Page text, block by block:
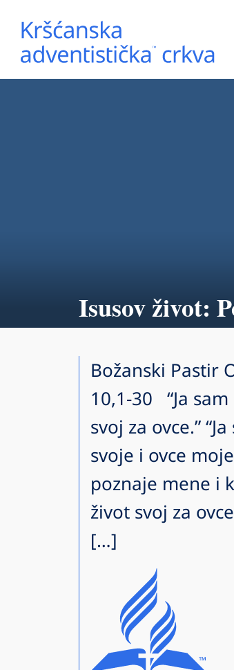
Isusov život:
Božanski Pastir
10,1-30 “Ja
svoj za ovce.”
svoje i ovce
poznaje mene i
život svoj za
[…]